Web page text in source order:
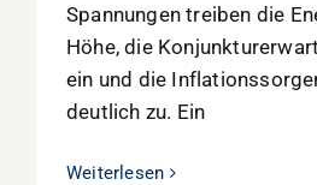
Spannungen treiben die
Höhe, die
ein und die
deutlich zu. Ein
Weiterlesen